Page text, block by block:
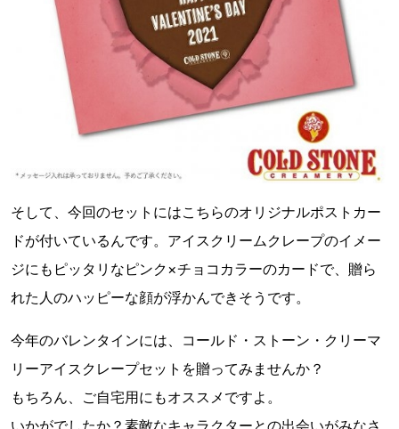
そして、今回のセットにはこちらのオリジナルポストカー
ドが付いているんです。アイスクリームクレープのイメー
ジにもピッタリなピンク×チョコカラーのカードで、贈ら
れた人のハッピーな顔が浮かんできそうです。
今年のバレンタインには、コールド・ストーン・クリーマ
リーアイスクレープセットを贈ってみませんか？
もちろん、ご自宅用にもオススメですよ。
いかがでしたか？素敵なキャラクターとの出会いがみなさ